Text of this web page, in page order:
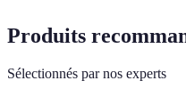
Produits
Sélectionnés par nos experts